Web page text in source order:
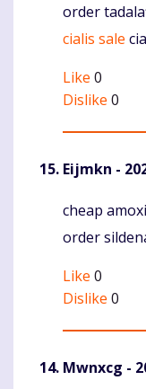
Komentaras
order
cialis sale
Like 0
Dislike 0
Eijmkn -
Komentaras
cheap
order
Like 0
Dislike 0
Mwnxcg -